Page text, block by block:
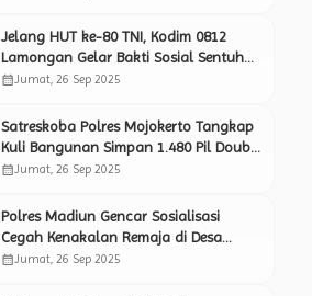
Jelang HUT ke-80 TNI, Kodim 0812
Lamongan Gelar Bakti Sosial Sentuh
Ratusan Warga
calendar_monthJumat, 26 Sep 2025
Satreskoba Polres Mojokerto Tangkap
Kuli Bangunan Simpan 1.480 Pil Double
L
calendar_monthJumat, 26 Sep 2025
Polres Madiun Gencar Sosialisasi
Cegah Kenakalan Remaja di Desa
Purworejo
calendar_monthJumat, 26 Sep 2025